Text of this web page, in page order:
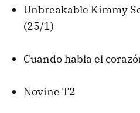
Unbreakable Kimmy
(25/1)
Cuando habla el
Novine T2